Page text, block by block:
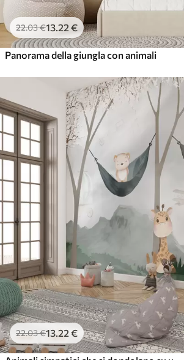
22.03€13 .22 €
Panorama della giungla con animali
22.03€13.22 €